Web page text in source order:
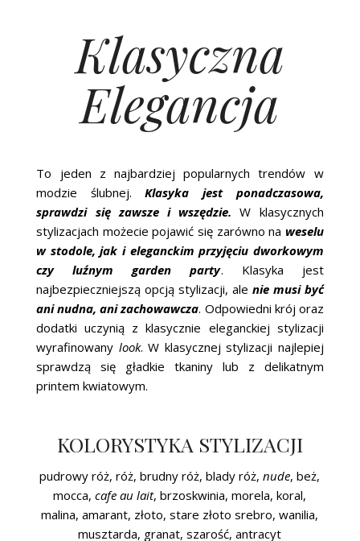
Klasyczna
Elegancja
To jeden z najbardziej popularnych trendów w
modzie ślubnej.Klasyka jest ponadczasowa,
sprawdzi się zawsze i wszędzie. W klasycznych
stylizacjach możecie pojawić się zarówno na weselu
w stodole, jak i eleganckim przyjęciu dworkowym
czy luźnym garden party. Klasyka jest
najbezpieczniejszą opcją stylizacji, ale nie musi być
ani nudna, ani zachowawcza. Odpowiedni krój oraz
dodatki uczynią z klasycznie eleganckiej stylizacji
wyrafinowany look. W klasycznej stylizacji najlepiej
sprawdzą się gładkie tkaniny lub z delikatnym
printem kwiatowym.
KOLORYSTYKA STYLIZACJI
pudrowy róż, róż, brudny róż, blady róż, nude, beż,
mocca,cafe au lait, brzoskwinia, morela, koral,
malina, amarant, złoto, stare złoto srebro, wanilia,
musztarda, granat, szarość, antracyt